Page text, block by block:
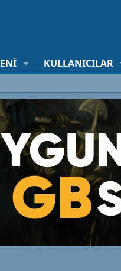
KULLANICILAR